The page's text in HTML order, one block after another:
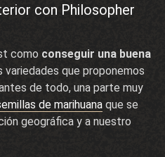
con Philosopher
como conseguir una buena
variedades que proponemos
de todo, una parte muy
de marihuana que se
geográfica y a nuestro